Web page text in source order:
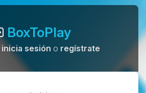
BoxToPlay
inicia sesión o regístrate